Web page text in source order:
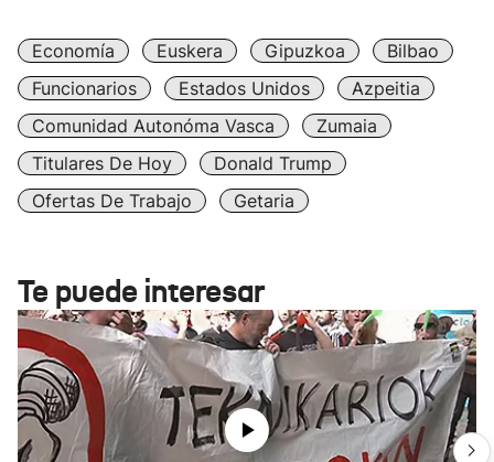
Economía Euskera Gipuzkoa
Bilbao
Funcionarios
Estados Unidos
Azpeitia
Comunidad Autonóma Vasca
Zumaia
Titulares De Hoy
Donald Trump
Ofertas De Trabajo
Getaria
Te puede interesar